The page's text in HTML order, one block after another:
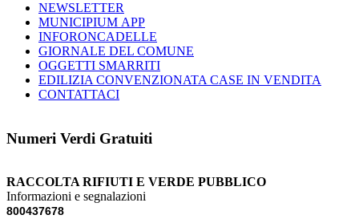
NEWSLETTER
MUNICIPIUM APP
INFORONCADELLE
GIORNALE DEL COMUNE
OGGETTI SMARRITI
EDILIZIA CONVENZIONATA CASE IN VENDITA
CONTATTACI
Numeri Verdi Gratuiti
RACCOLTA RIFIUTI E VERDE PUBBLICO
Informazioni e segnalazioni
800437678